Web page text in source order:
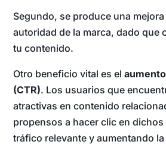
Segundo, se produce una
autoridad de la marca, dado que
tu contenido.
Otro beneficio vital es el
(CTR). Los usuarios que
atractivas en contenido
propensos a hacer clic en
tráfico relevante y aumentando